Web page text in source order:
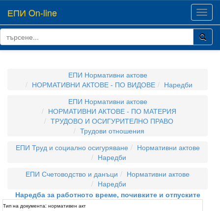
ЕПИ On-line
ЕПИ Нормативни актове
НОРМАТИВНИ АКТОВЕ - ПО ВИДОВЕ
Наредби
ЕПИ Нормативни актове
НОРМАТИВНИ АКТОВЕ - ПО МАТЕРИЯ
ТРУДОВО И ОСИГУРИТЕЛНО ПРАВО
Трудови отношения
ЕПИ Труд и социално осигуряване
Нормативни актове
Наредби
ЕПИ Счетоводство и данъци
Нормативни актове
Наредби
Наредба за работното време, почивките и отпуските
Тип на документа: нормативен акт